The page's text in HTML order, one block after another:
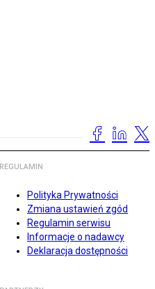
REGULAMIN
Polityka Prywatności
Zmiana ustawień zgód
Regulamin serwisu
Informacje o nadawcy
Deklaracja dostępności